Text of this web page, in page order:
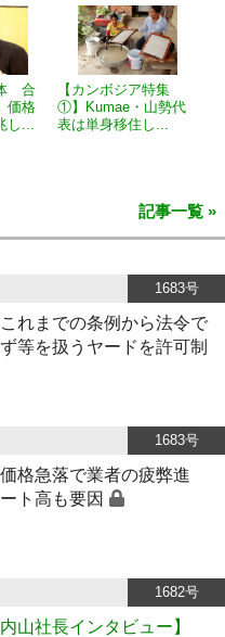
合
価格
...
【カンボジア特集
①】Kumae・山勢代
表は単身移住し...
記事一覧 »
1683号
れまでの条例から法令で
等を扱うヤードを許可制
1683号
格急落で業者の疲弊進
ト高も要因
1682号
山社長インタビュー】